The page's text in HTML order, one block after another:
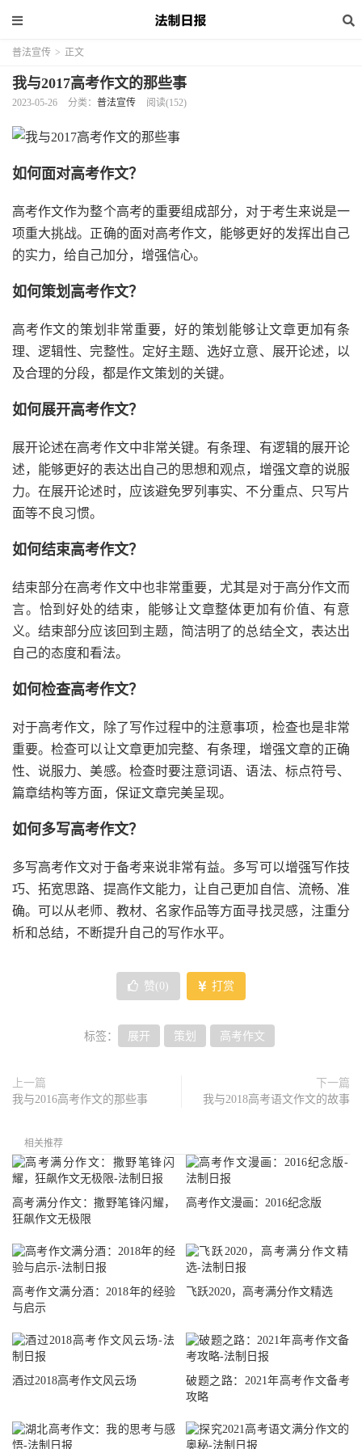
普法宣传 > 正文
我与2017高考作文的那些事
2023-05-26 分类： 普法宣传 阅读(152)
如何面对高考作文？
高考作文作为整个高考的重要组成部分，对于考生来说是一
项重大挑战。正确的面对高考作文，能够更好的发挥出自己
的实力，给自己加分，增强信心。
如何策划高考作文？
高考作文的策划非常重要，好的策划能够让文章更加有条
理、逻辑性、完整性。定好主题、选好立意、展开论述，以
及合理的分段，都是作文策划的关键。
如何展开高考作文？
展开论述在高考作文中非常关键。有条理、有逻辑的展开论
述，能够更好的表达出自己的思想和观点，增强文章的说服
力。在展开论述时，应该避免罗列事实、不分重点、只写片
面等不良习惯。
如何结束高考作文？
结束部分在高考作文中也非常重要，尤其是对于高分作文而
言。恰到好处的结束，能够让文章整体更加有价值、有意
义。结束部分应该回到主题，简洁明了的总结全文，表达出
自己的态度和看法。
如何检查高考作文？
对于高考作文，除了写作过程中的注意事项，检查也是非常
重要。检查可以让文章更加完整、有条理，增强文章的正确
性、说服力、美感。检查时要注意词语、语法、标点符号、
篇章结构等方面，保证文章完美呈现。
如何多写高考作文？
多写高考作文对于备考来说非常有益。多写可以增强写作技
巧、拓宽思路、提高作文能力，让自己更加自信、流畅、准
确。可以从老师、教材、名家作品等方面寻找灵感，注重分
析和总结，不断提升自己的写作水平。
赞( 0 ) 打赏
标签： 展开 策划 高考作文
上一篇
我与2016高考作文的那些事
下一篇
我与2018高考语文作文的故事
相关推荐
高考满分作文：撒野笔锋闪耀，
狂飙作文无极限
高考作文漫画：2016纪念版
高考作文满分酒：2018年的经验
与启示
飞跃2020，高考满分作文精选
酒过2018高考作文风云场
破题之路：2021年高考作文备考
攻略